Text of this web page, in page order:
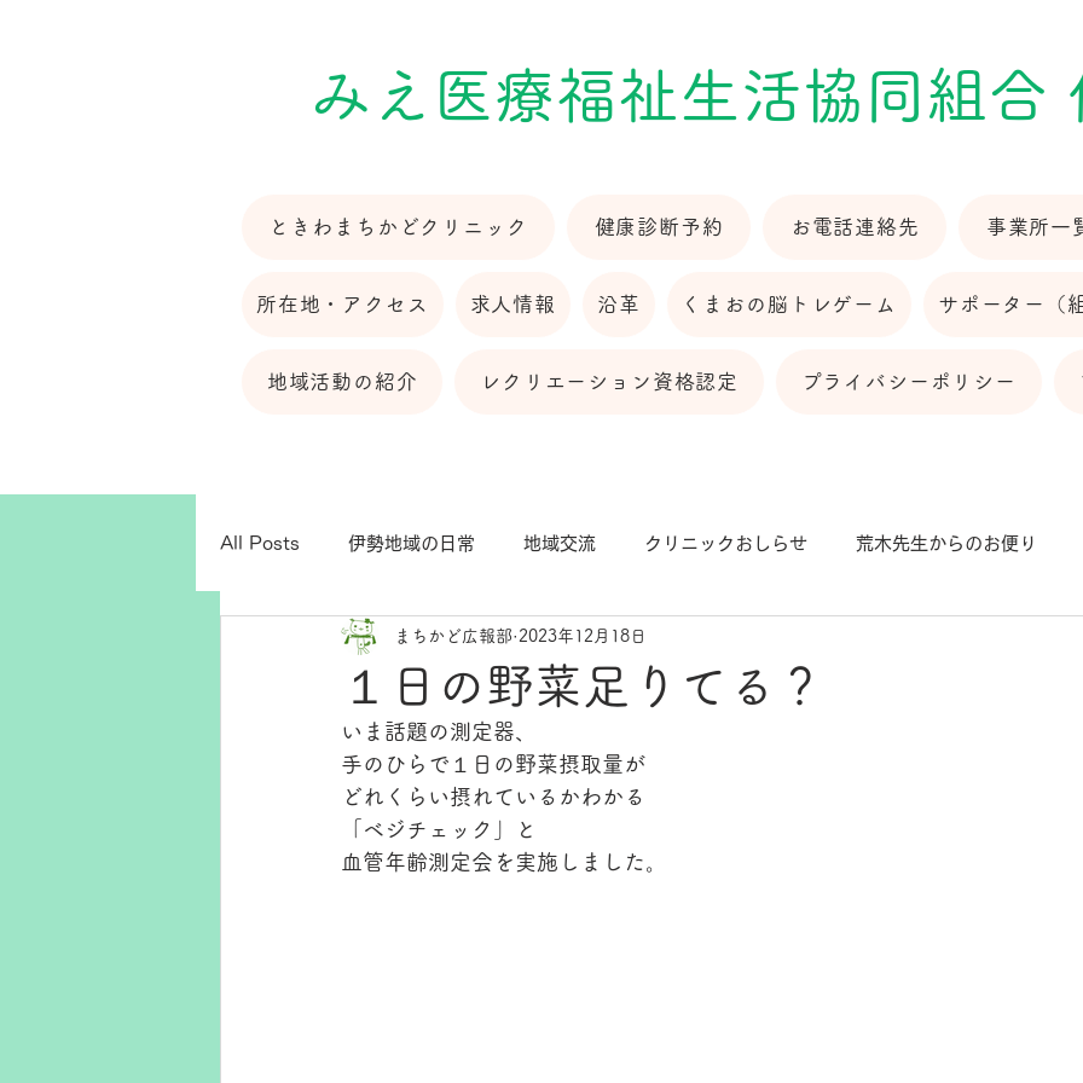
みえ医療福祉生活協同組合
ときわまちかどクリニック 健康診断予約 お電話連絡先 事業所一
所在地・アクセス 求人情報 沿革 くまおの脳トレゲーム サポーター（
地域活動の紹介 レクリエーション資格認定 プライバシーポリシー
All Posts 伊勢地域の日常 地域交流 クリニックおしらせ 荒木先生からのお便り
１日の野菜足りてる？
まちかど広報部 2023年12月18日
いま話題の測定器、
手のひらで１日の野菜摂取量が
どれくらい摂れているかわかる
「ベジチェック」と
血管年齢測定会を実施しました。